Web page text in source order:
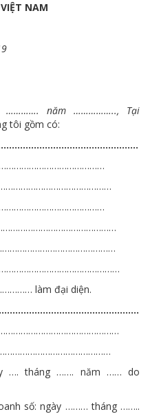
NAM
…………. năm …………….., Tại
tôi gồm có:
làm đại diện.
…. tháng ……. năm …… do
số: ngày ……… tháng ……..